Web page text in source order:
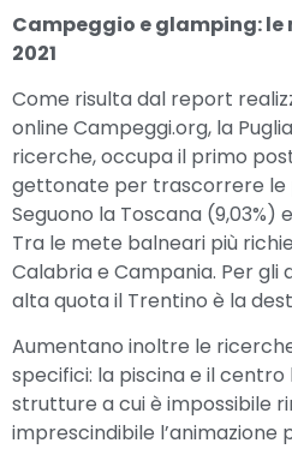
Campeggio e glamping:
2021
Come risulta dal report
online Campeggi.org, la
ricerche, occupa il primo
gettonate per trascorrere le
Seguono la Toscana (9,03%)
Tra le mete balneari più
Calabria e Campania. Per
alta quota il Trentino è la
Aumentano inoltre le
specifici: la piscina e il
strutture a cui è impossibile
imprescindibile l’animazione